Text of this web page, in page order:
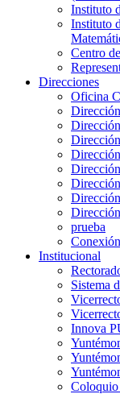
Instituto
Instituto
Centro
Direcciones
Oficina
prueba
Institucional
Sistema
Innova